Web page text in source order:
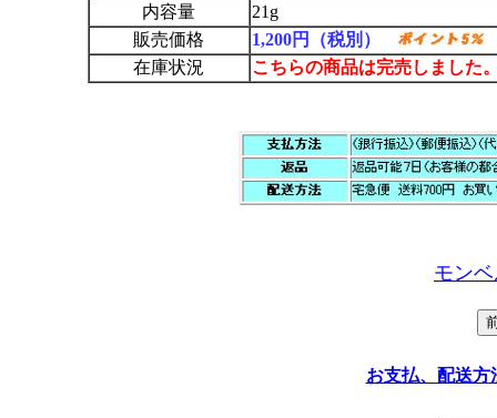
内容量
21g
販売価格
1,200円（税別）
在庫状況
こちらの商品は完売しました
モン
お支払、配送方